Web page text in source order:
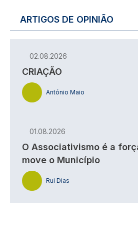
ARTIGOS DE OPINIÃO
02.08.2026
CRIAÇÃO
António Maio
01.08.2026
O Associativismo é a
move o Município
Rui Dias